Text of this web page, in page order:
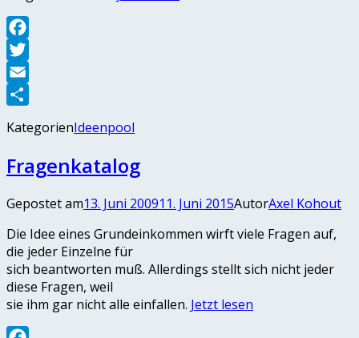
Facebook
Twitter
Email
KategorienIdeenpool
Fragenkatalog
Gepostet am13. Juni 200911. Juni 2015AutorAxel Kohout
Die Idee eines Grundeinkommen wirft viele Fragen auf,
die jeder Einzelne für
sich beantworten muß. Allerdings stellt sich nicht jeder
diese Fragen, weil
sie ihm gar nicht alle einfallen. Jetzt lesen